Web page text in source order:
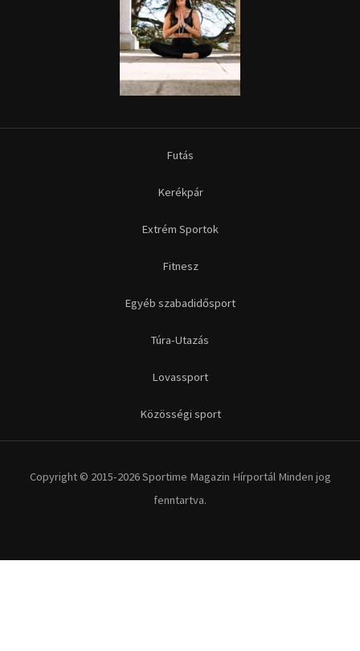
Futás
Kerékpár
Extrém Sportok
Fitnesz
Egyéb szabadidősport
Túra-Utazás
Lovassport
Közösségi sport
Copyright © 2015-2026 Sportime Magazin Hírportál Minden jog
fenntartva.